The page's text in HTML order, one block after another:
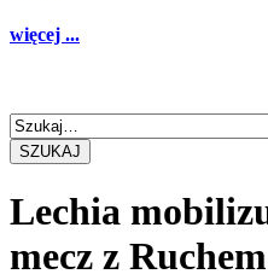
więcej ...
SZUKAJ
Lechia
mecz z Ruchem